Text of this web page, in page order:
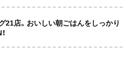
21店。おいしい朝ごはんをしっかり